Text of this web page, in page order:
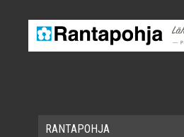
RAN­TA­POH­JA